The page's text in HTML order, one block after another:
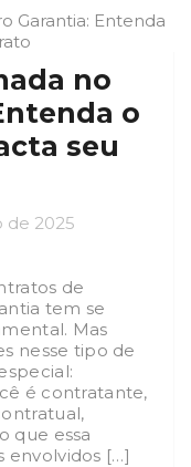
no
o
seu
de 2025
de
tem se
Mas
nesse tipo de
é contratante,
que essa
envolvidos […]